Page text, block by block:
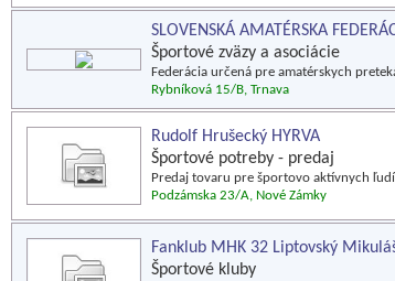
SLOVENSKÁ AMATÉRSKA
Športové zväzy a asociácie
Federácia určená pre amatérskych
Rybníková 15/B, Trnava
Rudolf Hrušecký HYRVA
Športové potreby - predaj
Predaj tovaru pre športovo aktívnych
Podzámska 23/A, Nové Zámky
Fanklub MHK 32 Liptovský
Športové kluby